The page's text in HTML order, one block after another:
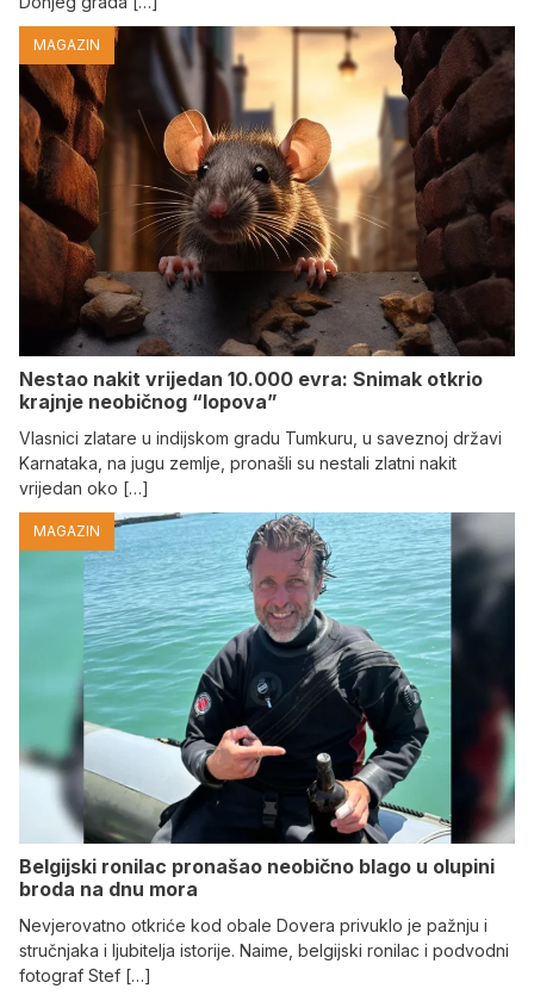
MAGAZIN
Nestao nakit vrijedan 10.000 evra: Snimak otkrio
krajnje neobičnog “lopova”
Vlasnici zlatare u indijskom gradu Tumkuru, u saveznoj državi
Karnataka, na jugu zemlje, pronašli su nestali zlatni nakit
vrijedan oko […]
MAGAZIN
Belgijski ronilac pronašao neobično blago u olupini
broda na dnu mora
Nevjerovatno otkriće kod obale Dovera privuklo je pažnju i
stručnjaka i ljubitelja istorije. Naime, belgijski ronilac i podvodni
fotograf Stef […]